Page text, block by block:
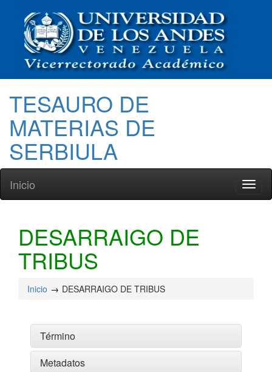
TESAURO DE
MATERIAS DE
SERBIULA
Inicio
DESARRAIGO DE
TRIBUS
Inicio DESARRAIGO DE TRIBUS
Término
Metadatos